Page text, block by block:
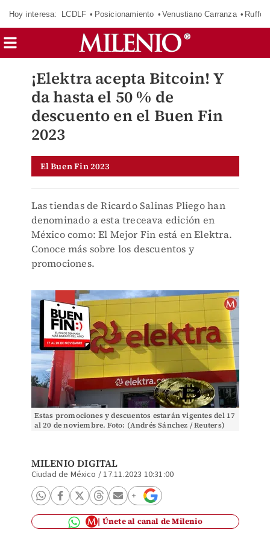
Hoy interesa: LCDLF Posicionamiento Venustiano Carranza Ruffo
¡Elektra acepta Bitcoin! Y
da hasta el 50 % de
descuento en el Buen Fin
2023
El Buen Fin 2023
Las tiendas de Ricardo Salinas Pliego han
denominado a esta treceava edición en
México como: El Mejor Fin está en Elektra.
Conoce más sobre los descuentos y
promociones.
Estas promociones y descuentos estarán vigentes del 17
al 20 de noviembre. Foto: (Andrés Sánchez / Reuters)
MILENIO DIGITAL
Ciudad de México /17.11.2023 10:31:00
Únete al canal de Milenio